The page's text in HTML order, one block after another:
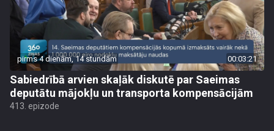
pirms 4 dienām, 14 stundām 00:03:21
Sabiedrībā arvien skaļāk diskutē par Saeimas
deputātu mājokļu un transporta kompensācijām
413. epizode